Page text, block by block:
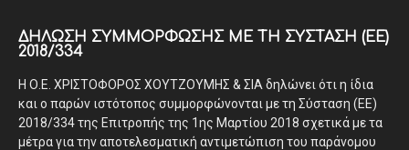
ΔΉΛΩΣΗ ΣΥΜΜΌΡΦΩΣΗΣ ΜΕ ΤΗ ΣΎΣΤΑΣΗ (ΕΕ)
2018/334
Η Ο.Ε. ΧΡΙΣΤΟΦΟΡΟΣ ΧΟΥΤΖΟΥΜΗΣ & ΣΙΑ δηλώνει ότι η ίδια
και ο παρών ιστότοπος συμμορφώνονται με τη Σύσταση (ΕΕ)
2018/334 της Επιτροπής της 1ης Μαρτίου 2018 σχετικά με τα
μέτρα για την αποτελεσματική αντιμετώπιση του παράνομου